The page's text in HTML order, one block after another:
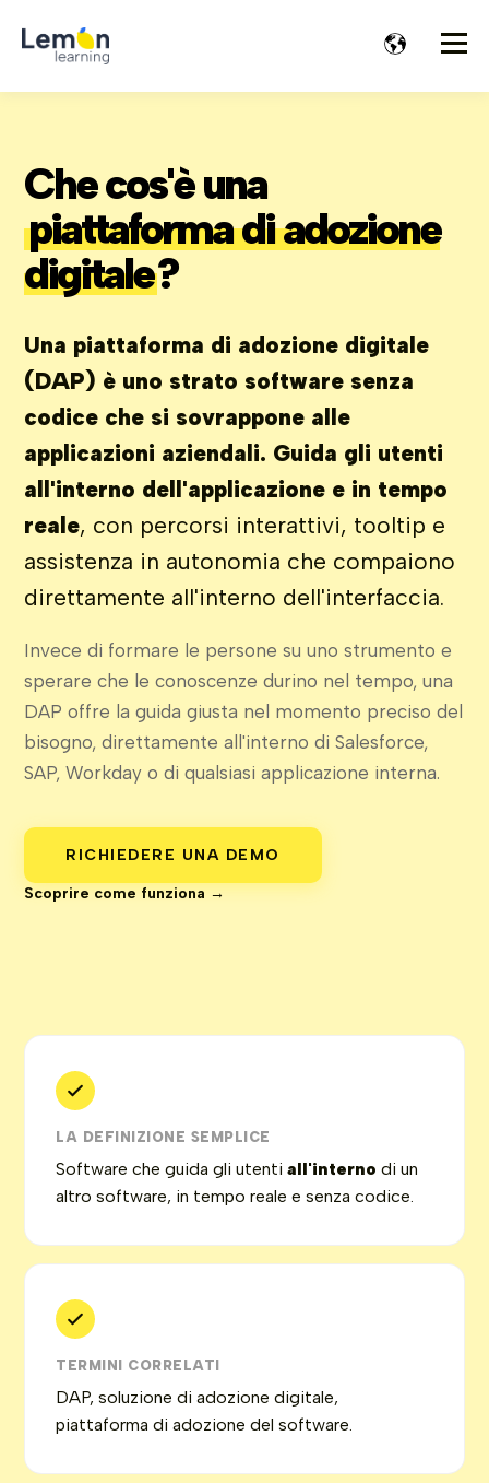
Che cos'è una
piattaforma di adozione
digitale?
Una piattaforma di adozione digitale
(DAP) è uno strato software senza
codice che si sovrappone alle
applicazioni aziendali. Guida gli utenti
all'interno dell'applicazione e in tempo
reale, con percorsi interattivi, tooltip e
assistenza in autonomia che compaiono
direttamente all'interno dell'interfaccia.
Invece di formare le persone su uno strumento e
sperare che le conoscenze durino nel tempo, una
DAP offre la guida giusta nel momento preciso del
bisogno, direttamente all'interno di Salesforce,
SAP, Workday o di qualsiasi applicazione interna.
RICHIEDERE UNA DEMO
Scoprire come funziona →
LA DEFINIZIONE SEMPLICE
Software che guida gli utentiall'interno di un
altro software, in tempo reale e senza codice.
TERMINI CORRELATI
DAP, soluzione di adozione digitale,
piattaforma di adozione del software.